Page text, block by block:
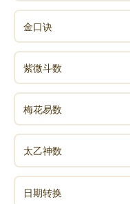
金口诀
紫微斗数
梅花易数
太乙神数
日期转换